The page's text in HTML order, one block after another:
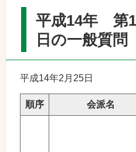
平成14年 第
日の一般質
平成14年2月25日
順序 会派名